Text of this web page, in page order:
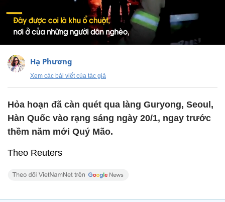
Hạ Phương
Xem các bài viết của tác giả
Hỏa hoạn đã càn quét qua làng Guryong, Seoul,
Hàn Quốc vào rạng sáng ngày 20/1, ngay trước
thềm năm mới Quý Mão.
Theo Reuters